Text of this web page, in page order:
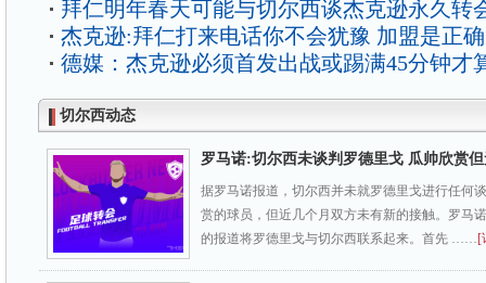
拜仁明年春天可能与切尔西谈杰克逊永久转
杰克逊:拜仁打来电话你不会犹豫 加盟是正
德媒：杰克逊必须首发出战或踢满45分钟才
切尔西动态
罗马诺:切尔西未谈判罗德里戈 瓜帅欣赏
据罗马诺报道，切尔西并未就罗德里戈进行任何
赏的球员，但近几个月双方未有新的接触。罗马
的报道将罗德里戈与切尔西联系起来。首先 ……[